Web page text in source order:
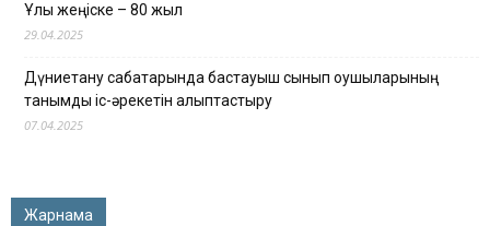
Ұлы жеңіске – 80 жыл
29.04.2025
Дүниетану сабақтарында бастауыш сынып оқушыларының
танымдық іс-әрекетін қалыптастыру
07.04.2025
Жарнама